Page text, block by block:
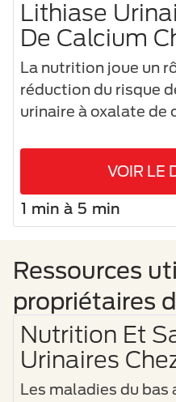
Lithiase
De Calcium
La nutrition joue un
réduction du risque
urinaire à oxalate de
VOIR LE
1 min à 5 min
Ressources
propriétaires
Nutrition Et
Urinaires
Les maladies du